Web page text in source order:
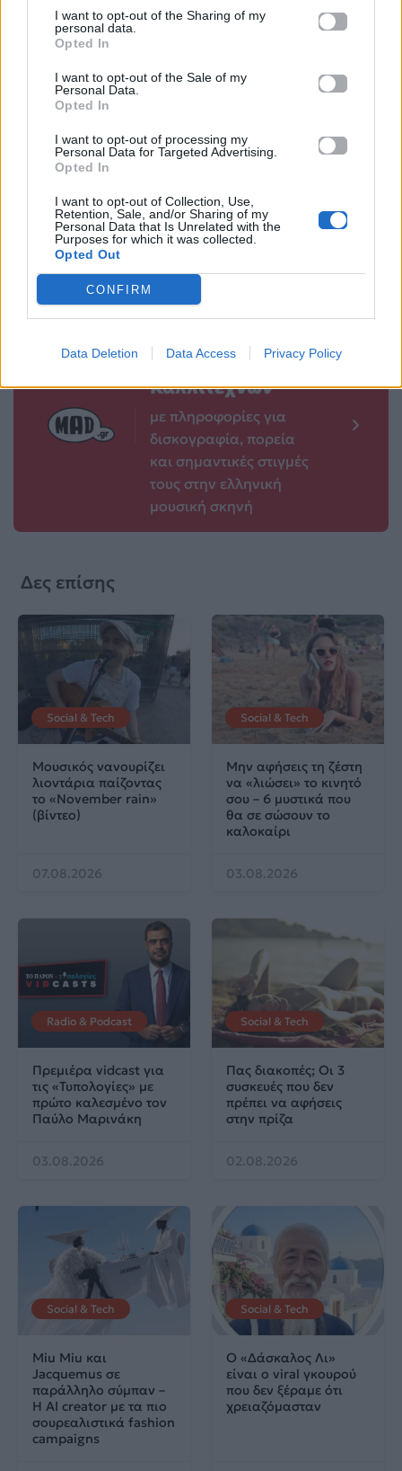
I want to opt-out of the Sharing of my
personal data.
Opted In
I want to opt-out of the Sale of my
Personal Data.
Opted In
I want to opt-out of processing my
Personal Data for Targeted Advertising.
Opted In
I want to opt-out of Collection, Use,
Retention, Sale, and/or Sharing of my
Personal Data that Is Unrelated with the
Purposes for which it was collected.
Opted Out
CONFIRM
Data Deletion Data Access Privacy Policy
Η Nicki Minaj
ευχήθηκε στον
γενέθλιά του με
μια ανάρτηση που
αντιδράσεις
30.06.2026
APON x Μαριώ: Το
χρειαζόμασταν,
30.06.2026
Βιογραφικά
Ελλήνων
Καλλιτεχνών
με πληροφορίες για
δισκογραφία, πορεία
και σημαντικές στιγμές
τους στην ελληνική
μουσική σκηνή
Δες επίσης
Social & Tech
Μουσικός νανουρίζει
λιοντάρια παίζοντας
το «November rain»
(βίντεο)
07.08.2026
Social & Tech
Μην αφήσεις τη ζέστη
να «λιώσει» το κινητό
σου – 6 μυστικά που
θα σε σώσουν το
καλοκαίρι
03.08.2026
Radio & Podcast
Πρεμιέρα vidcast για
τις «Τυπολογίες» με
πρώτο καλεσμένο τον
Παύλο Μαρινάκη
03.08.2026
Social & Tech
Πας διακοπές; Οι 3
συσκευές που δεν
πρέπει να αφήσεις
στην πρίζα
02.08.2026
Social & Tech
Miu Miu και
Jacquemus σε
παράλληλο σύμπαν –
Η AI creator με τα πιο
σουρεαλιστικά fashion
campaigns
Social & Tech
Ο «Δάσκαλος Λι»
είναι ο viral γκουρού
που δεν ξέραμε ότι
χρειαζόμασταν